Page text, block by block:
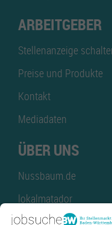
ARBEITGEBER
Stellenanzeige
Preise und Produkte
Kontakt
Mediadaten
ÜBER UNS
Nussbaum.de
lokalmatador
kaufinBW